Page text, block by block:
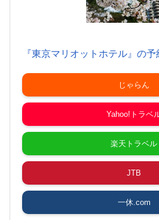
『東京マリオットホテル』の
じゃらん
Yahoo!トラベ
楽天トラベル
JTB
一休.com